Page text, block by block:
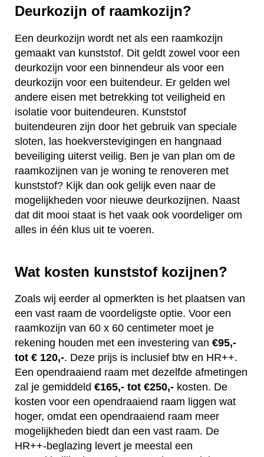
Deurkozijn of raamkozijn?
Een deurkozijn wordt net als een raamkozijn
gemaakt van kunststof. Dit geldt zowel voor een
deurkozijn voor een binnendeur als voor een
deurkozijn voor een buitendeur. Er gelden wel
andere eisen met betrekking tot veiligheid en
isolatie voor buitendeuren. Kunststof
buitendeuren zijn door het gebruik van speciale
sloten, las hoekverstevigingen en hangnaad
beveiliging uiterst veilig. Ben je van plan om de
raamkozijnen van je woning te renoveren met
kunststof? Kijk dan ook gelijk even naar de
mogelijkheden voor nieuwe deurkozijnen. Naast
dat dit mooi staat is het vaak ook voordeliger om
alles in één klus uit te voeren.
Wat kosten kunststof kozijnen?
Zoals wij eerder al opmerkten is het plaatsen van
een vast raam de voordeligste optie. Voor een
raamkozijn van 60 x 60 centimeter moet je
rekening houden met een investering van €95,-
tot € 120,-. Deze prijs is inclusief btw en HR++.
Een opendraaiend raam met dezelfde afmetingen
zal je gemiddeld €165,- tot €250,- kosten. De
kosten voor een opendraaiend raam liggen wat
hoger, omdat een opendraaiend raam meer
mogelijkheden biedt dan een vast raam. De
HR++-beglazing levert je meestal een